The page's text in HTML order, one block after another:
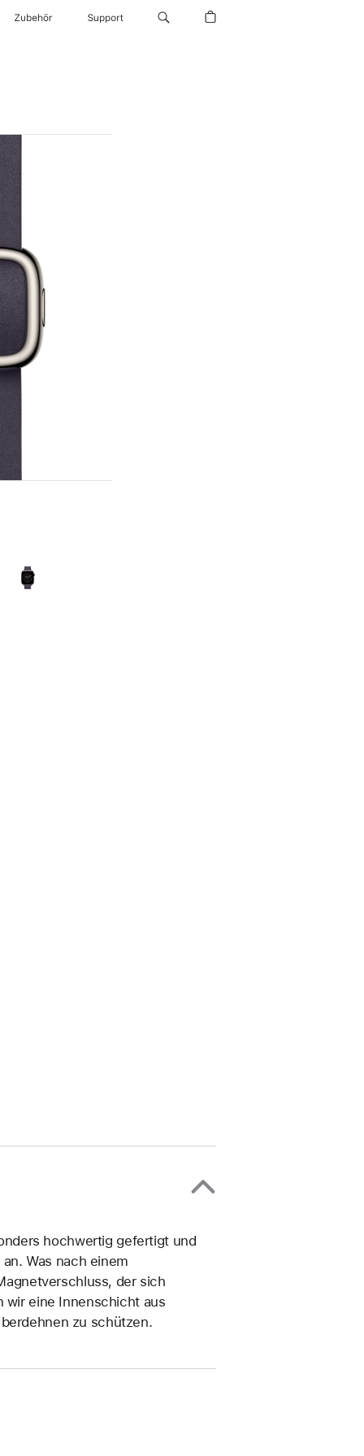
Zubehör Support
hochwertig gefertigt und
Was nach einem
der sich
wir eine Innenschicht aus
zu schützen.